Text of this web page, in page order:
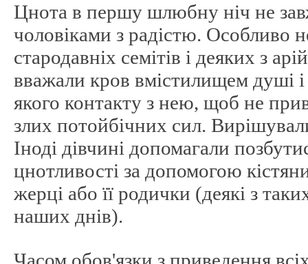
Цнота в першу шлюбну ніч не
чоловіками з радістю. Особливо
стародавніх семітів і деяких з
вважали кров вмістилищем душі і
якого контакту з нею, щоб не
злих потойбічних сил.
Іноді дівчині допомагали
цнотливості за допомогою
жерці або її родички (деякі з
наших днів).